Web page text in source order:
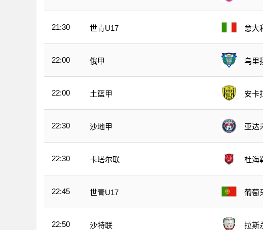
21:30 世青U17 意大
22:00 俄甲
乌里
22:00 土篮甲 安卡
22:30 沙地甲 亚达
22:30 卡塔尔联 杜海
22:45 世青U17 葡萄
22:50 沙特联 拉斯